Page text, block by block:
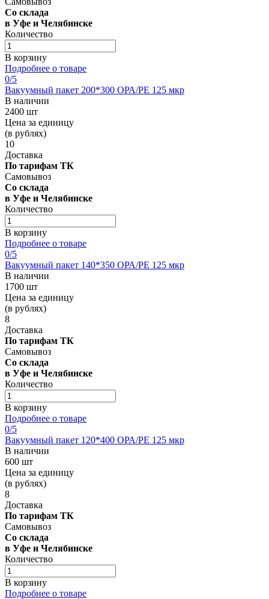
Со склада
в Уфе и Челябинске
Количество
В корзину
Подробнее о товаре
0/5
Вакуумный пакет 200*300 OРА/РЕ 125 мкр
В наличии
2400 шт
Цена за единицу
(в рублях)
10
Доставка
По тарифам ТК
Самовывоз
Со склада
в Уфе и Челябинске
Количество
В корзину
Подробнее о товаре
0/5
Вакуумный пакет 140*350 OРА/РЕ 125 мкр
В наличии
1700 шт
Цена за единицу
(в рублях)
8
Доставка
По тарифам ТК
Самовывоз
Со склада
в Уфе и Челябинске
Количество
В корзину
Подробнее о товаре
0/5
Вакуумный пакет 120*400 OРА/РЕ 125 мкр
В наличии
600 шт
Цена за единицу
(в рублях)
8
Доставка
По тарифам ТК
Самовывоз
Со склада
в Уфе и Челябинске
Количество
В корзину
Подробнее о товаре